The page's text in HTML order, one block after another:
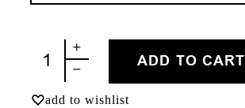
ΛΕΜΟΝΙ quantity
ADD TO CART
add to wishlist